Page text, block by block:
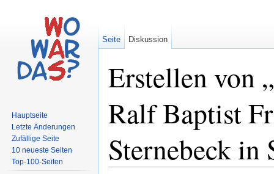
Erstellen von
Ralf Baptist
Sternebeck in
Seite Diskussion
Hauptseite
Letzte Änderungen
Zufällige Seite
10 neueste Seiten
Top-100-Seiten